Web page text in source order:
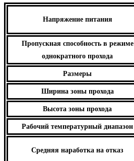
Напряжение питания
Пропускная способность в режиме
однократного прохода
Размеры
Ширина зоны прохода
Высота зоны прохода
Рабочий температурный диапазон
Средняя наработка на отказ